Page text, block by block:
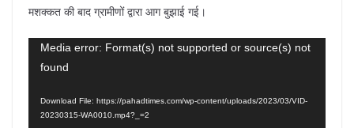
मशक्कत की बाद ग्रामीणों द्वारा आग बुझाई गई।
Video
Player
Media error: Format(s) not supported or source(s) not
found
Download File: https://pahadtimes.com/wp-content/uploads/2023/03/VID-
20230315-WA0010.mp4?_=2